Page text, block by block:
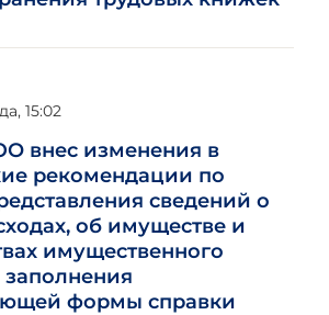
внес изменения в
рекомендации по
сведений о
об имуществе и
имущественного
заполнения
формы справки
15:02